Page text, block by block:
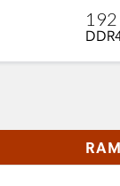
192
RAM